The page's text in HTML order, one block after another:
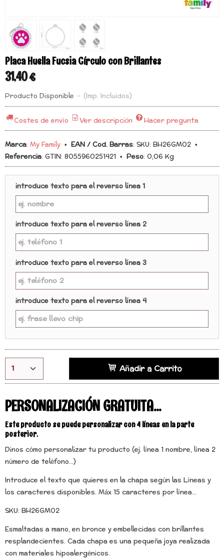
Placa Huella Fucsia Círculo con Brillantes
31,40 €
Producto Disponible - (Imp. Incluidos)
Costes de envío Ver descripción
Hacer pregunta
Marca: My Family • EAN / Cod. Barras: SKU: BH26GM02 •
Referencia: GTIN: 8055960251421 • Peso: 0,06 Kg
introduce texto para el reverso línea 1
introduce texto para el reverso línea 2
introduce texto para el reverso línea 3
introduce texto para el reverso línea 4
Añadir a Carrito
PERSONALIZACIÓN GRATUITA...
Este producto se puede personalizar con 4 líneas en la parte
posterior.
Dinos cómo personalizar tu producto (ej. línea 1 nombre, línea 2
número de teléfono...)
Introduce el texto que quieres en la chapa según las Líneas y
los caracteres disponibles. Máx 15 caracteres por línea...
SKU: BH26GM02
Esmaltadas a mano, en bronce y embellecidas con brillantes
resplandecientes. Cada chapa es una pequeña joya realizada
con materiales hipoalergénicos.